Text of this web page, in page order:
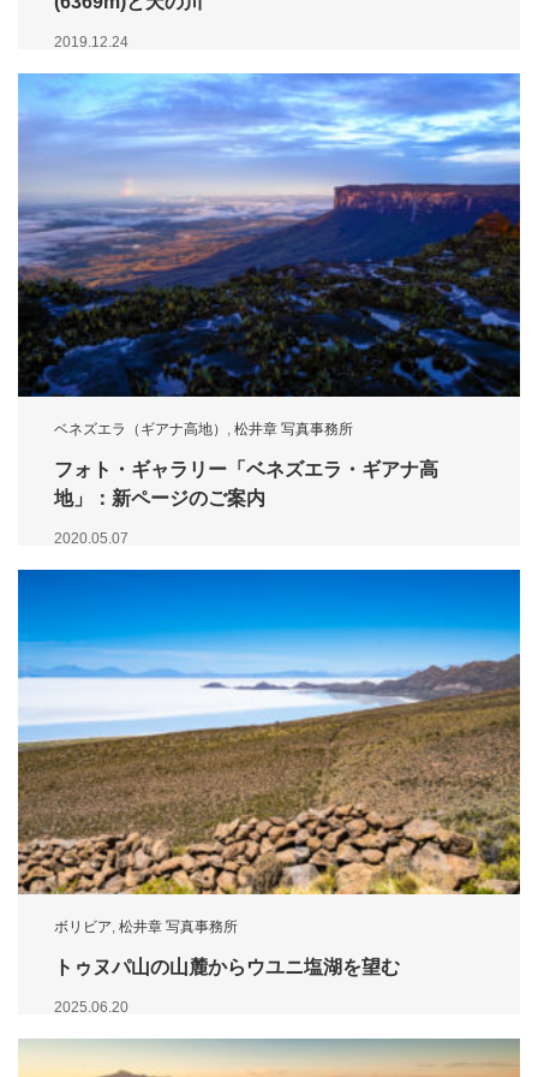
2019.12.24
ベネズエラ（ギアナ高地） , 松井章 写真事務所
フォト・ギャラリー「ベネズエラ・ギアナ高
地」：新ページのご案内
2020.05.07
ボリビア, 松井章 写真事務所
トゥヌパ山の山麓からウユニ塩湖を望む
2025.06.20